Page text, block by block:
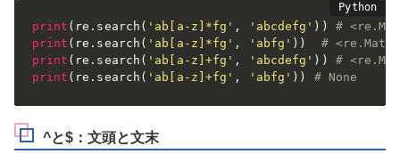
print ( re . search ( 'ab[a-z]*fg' , 'abcdefg' ) )
#
print ( re . search ( 'ab[a-z]*fg' , 'abfg' ) )
#
print ( re . search ( 'ab[a-z]+fg' , 'abcdefg' ) )
#
print ( re . search ( 'ab[a-z]+fg' , 'abfg' ) ) # None
^と$：文頭と文末